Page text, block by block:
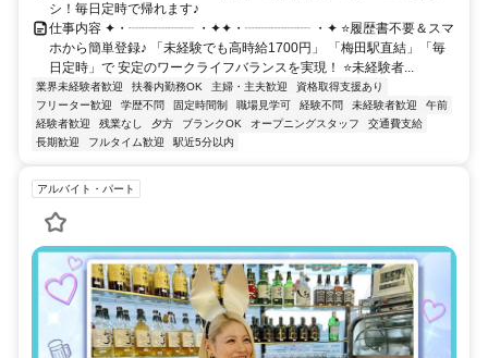
シ！毎日定時で帰れます♪
仕事内容 ✦・┈┈┈┈┈ ・✦✦・┈┈┈┈┈ ・✦ ⭐履歴書不要＆スマ
ホから簡単登録♪ 「未経験でも高時給1700円」 「梅田駅直結」「毎
日定時」で 安定のワークライフバランスを実現！ ⭐未経験者...
業界未経験者歓迎 扶養内勤務OK 主婦・主夫歓迎
資格取得支援あり
フリーター歓迎
学歴不問 固定時間制 職場見学可 経験不問 未経験者歓迎
午前
経験者歓迎
残業なし 夕方 ブランクOK オープニングスタッフ
交通費支給
長期歓迎
フルタイム歓迎 駅近5分以内
アルバイト・パート